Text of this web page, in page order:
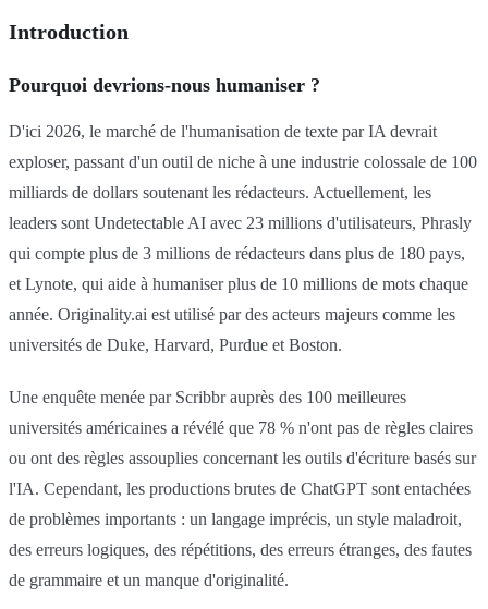
Introduction
Pourquoi devrions-nous humaniser ?
D'ici 2026, le marché de l'humanisation de texte par IA devrait
exploser, passant d'un outil de niche à une industrie colossale de 100
milliards de dollars soutenant les rédacteurs. Actuellement, les
leaders sont Undetectable AI avec 23 millions d'utilisateurs, Phrasly
qui compte plus de 3 millions de rédacteurs dans plus de 180 pays,
et Lynote, qui aide à humaniser plus de 10 millions de mots chaque
année. Originality.ai est utilisé par des acteurs majeurs comme les
universités de Duke, Harvard, Purdue et Boston.
Une enquête menée par Scribbr auprès des 100 meilleures
universités américaines a révélé que 78 % n'ont pas de règles claires
ou ont des règles assouplies concernant les outils d'écriture basés sur
l'IA. Cependant, les productions brutes de ChatGPT sont entachées
de problèmes importants : un langage imprécis, un style maladroit,
des erreurs logiques, des répétitions, des erreurs étranges, des fautes
de grammaire et un manque d'originalité.